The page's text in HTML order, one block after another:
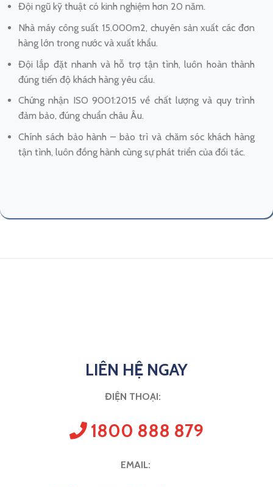
Đội ngũ kỹ thuật có kinh nghiệm hơn 20 năm.
Nhà máy công suất 15.000m2, chuyên sản xuất các đơn
hàng lớn trong nước và xuất khẩu.
Đội lắp đặt nhanh và hỗ trợ tận tình, luôn hoàn thành
đúng tiến độ khách hàng yêu cầu.
Chứng nhận ISO 9001:2015 về chất lượng và quy trình
đảm bảo, đúng chuẩn châu Âu.
Chính sách bảo hành – bảo trì và chăm sóc khách hàng
tận tình, luôn đồng hành cùng sự phát triển của đối tác.
LIÊN HỆ NGAY
ĐIỆN THOẠI:
1800 888 879
EMAIL: